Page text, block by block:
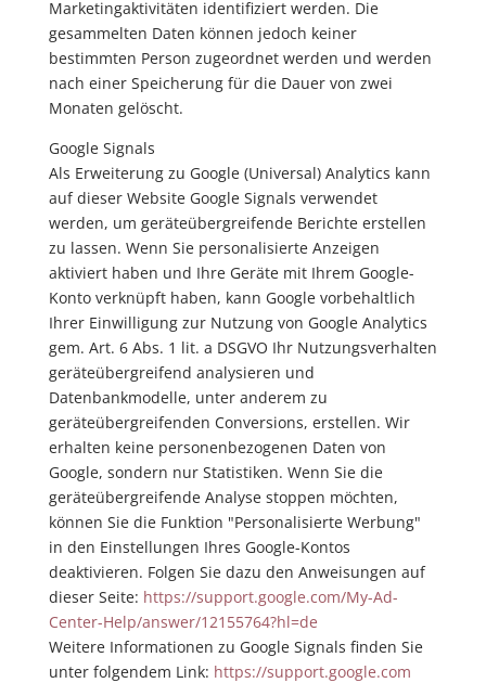
Marketingaktivitäten identifiziert werden. Die
gesammelten Daten können jedoch keiner
bestimmten Person zugeordnet werden und werden
nach einer Speicherung für die Dauer von zwei
Monaten gelöscht.
Google Signals
Als Erweiterung zu Google (Universal) Analytics kann
auf dieser Website Google Signals verwendet
werden, um geräteübergreifende Berichte erstellen
zu lassen. Wenn Sie personalisierte Anzeigen
aktiviert haben und Ihre Geräte mit Ihrem Google-
Konto verknüpft haben, kann Google vorbehaltlich
Ihrer Einwilligung zur Nutzung von Google Analytics
gem. Art. 6 Abs. 1 lit. a DSGVO Ihr Nutzungsverhalten
geräteübergreifend analysieren und
Datenbankmodelle, unter anderem zu
geräteübergreifenden Conversions, erstellen. Wir
erhalten keine personenbezogenen Daten von
Google, sondern nur Statistiken. Wenn Sie die
geräteübergreifende Analyse stoppen möchten,
können Sie die Funktion "Personalisierte Werbung"
in den Einstellungen Ihres Google-Kontos
deaktivieren. Folgen Sie dazu den Anweisungen auf
dieser Seite: https://support.google.com/My-Ad-
Center-Help/answer/12155764?hl=de
Weitere Informationen zu Google Signals finden Sie
unter folgendem Link: https://support.google.com